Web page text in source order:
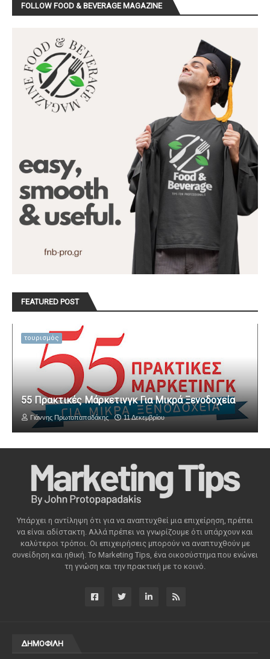
FOLLOW FOOD & BEVERAGE MAGAZINE
FEATURED POST
τουρισμός
55 Πρακτικές Μάρκετινγκ Για Μικρά Ξενοδοχεία
Γιάννης Πρωτοπαπαδάκης 11 Δεκεμβρίου
Υπάρχει η αντίληψη ότι για να αναπτυχθεί μια επιχείρηση, πρέπει
να είναι αδίστακτη. Αλλά πρέπει να γνωρίζουμε ότι υπάρχουν και
καλύτεροι τρόποι. Οι επιχειρήσεις μπορούν να αναπτυχθούν με
συνείδηση ​​και ηθική. Το Marketing Tips, ένα οικοσύστημα που ενώνει
τη γνώση και την πρακτική με το κοινό.
ΔΗΜΟΦΙΛΗ